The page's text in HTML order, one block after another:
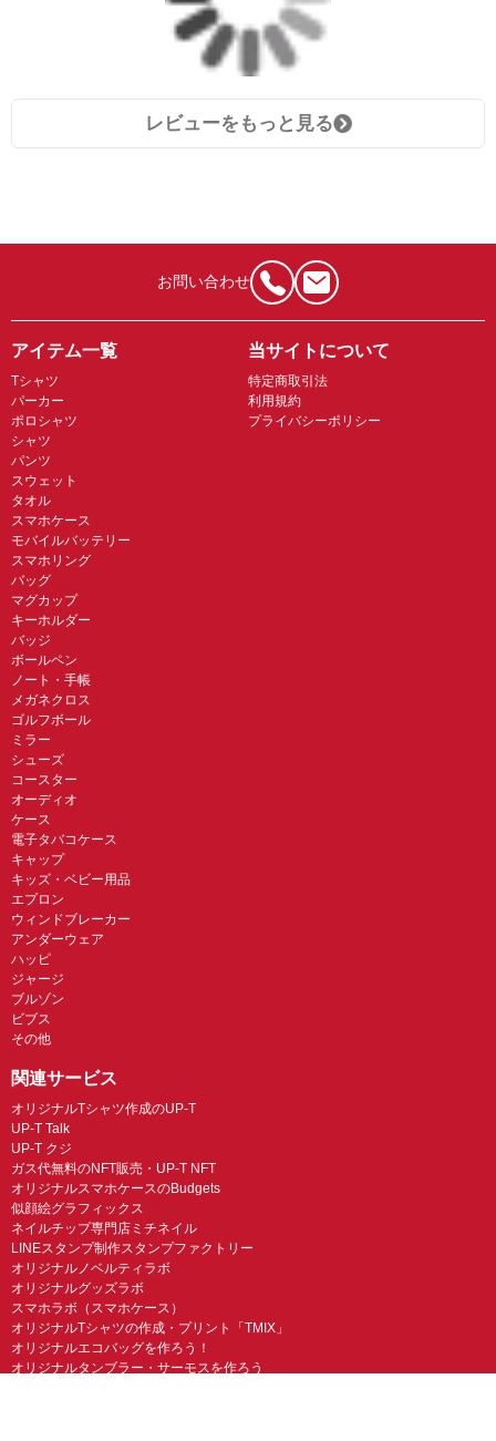
レビューをもっと見る
お問い合わせ
アイテム一覧
Tシャツ
パーカー
ポロシャツ
シャツ
パンツ
スウェット
タオル
スマホケース
モバイルバッテリー
スマホリング
バッグ
マグカップ
キーホルダー
バッジ
ボールペン
ノート・手帳
メガネクロス
ゴルフボール
ミラー
シューズ
コースター
オーディオ
ケース
電子タバコケース
キャップ
キッズ・ベビー用品
エプロン
ウィンドブレーカー
アンダーウェア
ハッピ
ジャージ
ブルゾン
ビブス
その他
当サイトについて
特定商取引法
利用規約
プライバシーポリシー
関連サービス
オリジナルTシャツ作成のUP-T
UP-T Talk
UP-T クジ
ガス代無料のNFT販売・UP-T NFT
オリジナルスマホケースのBudgets
似顔絵グラフィックス
ネイルチップ専門店ミチネイル
LINEスタンプ制作スタンプファクトリー
オリジナルノベルティラボ
オリジナルグッズラボ
スマホラボ（スマホケース）
オリジナルTシャツの作成・プリント「TMIX」
オリジナルエコバッグを作ろう！
オリジナルタンブラー・サーモスを作ろう